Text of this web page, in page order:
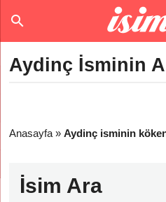
Aydinç İsminin
Anasayfa »Aydinç isminin
İsim Ara